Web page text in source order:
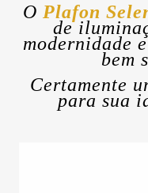
O Plafon
de
modernidade
bem
Certamente
para sua